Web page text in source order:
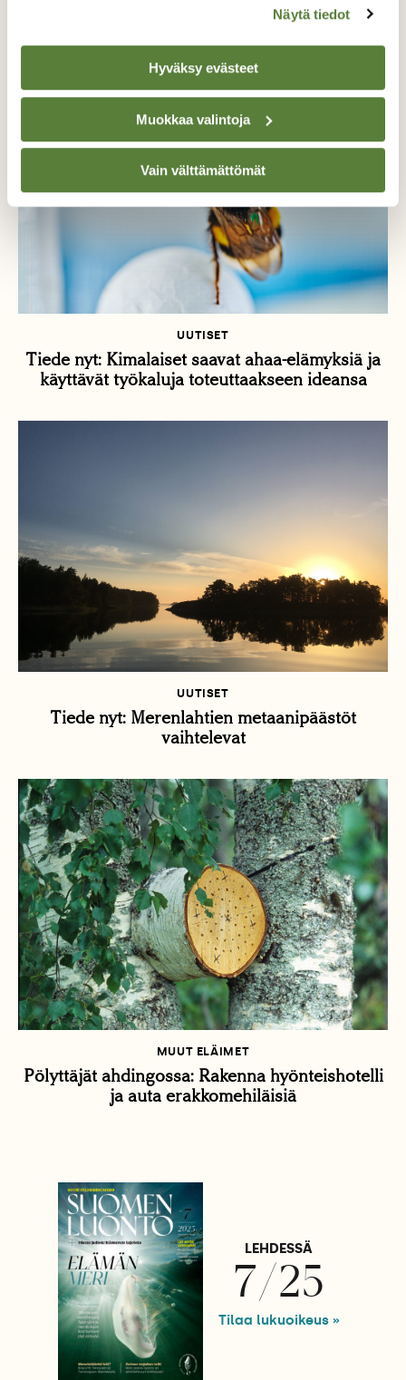
Näytä tiedot
Hyväksy evästeet
Muokkaa valintoja
Vain välttämättömät
Kysy luonnosta: Osaako pyjamalude lentää?
UUTISET
Tiede nyt: Kimalaiset saavat ahaa-elämyksiä ja
käyttävät työkaluja toteuttaakseen ideansa
UUTISET
Tiede nyt: Merenlahtien metaanipäästöt
vaihtelevat
MUUT ELÄIMET
Pölyttäjät ahdingossa: Rakenna hyönteishotelli
ja auta erakkomehiläisiä
LEHDESSÄ
7/25
Tilaa lukuoikeus »